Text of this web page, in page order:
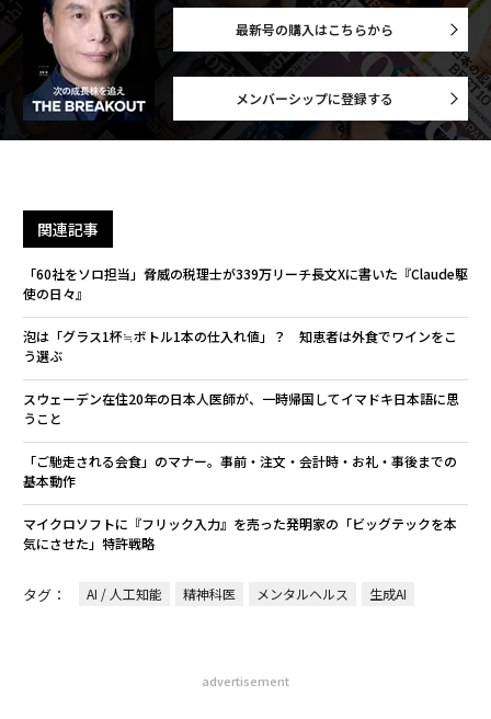
最新号の購入はこちらから
メンバーシップに登録する
関連記事
「60社をソロ担当」脅威の税理士が339万リーチ長文Xに書いた『Claude駆
使の日々』
泡は「グラス1杯≒ボトル1本の仕入れ値」？ 知恵者は外食でワインをこ
う選ぶ
スウェーデン在住20年の日本人医師が、一時帰国してイマドキ日本語に思
うこと
「ご馳走される会食」のマナー。事前・注文・会計時・お礼・事後までの
基本動作
マイクロソフトに『フリック入力』を売った発明家の「ビッグテックを本
気にさせた」特許戦略
タグ： AI / 人工知能 精神科医 メンタルヘルス 生成AI
advertisement